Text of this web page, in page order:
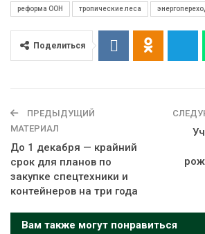
реформа ООН тропические леса
Поделиться
ПРЕДЫДУЩИЙ
МАТЕРИАЛ
До 1 декабря — крайний
срок для планов по
закупке спецтехники и
контейнеров на три года
Вам также могут понравиться